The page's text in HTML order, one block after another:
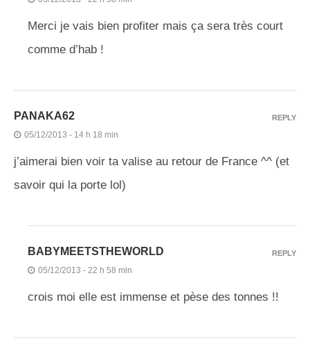
Merci je vais bien profiter mais ça sera très court
comme d’hab !
PANAKA62
05/12/2013 - 14 h 18 min
j’aimerai bien voir ta valise au retour de France ^^ (et
savoir qui la porte lol)
REPLY
BABYMEETSTHEWORLD
05/12/2013 - 22 h 58 min
crois moi elle est immense et pèse des tonnes !!
REPLY